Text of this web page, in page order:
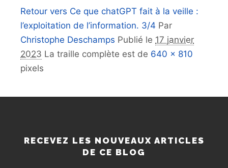
Retour vers Ce que chatGPT fait à la veille :
l’exploitation de l’information. 3/4 Par
Christophe Deschamps Publié le 17 janvier
2023 La traille complète est de 640 × 810
pixels
RECEVEZ LES NOUVEAUX ARTICLES
DE CE BLOG